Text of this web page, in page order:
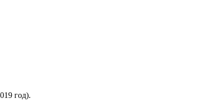
год).